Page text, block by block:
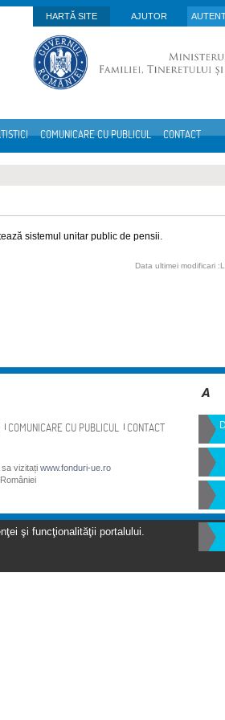
HARTĂ SITE
AJUTOR
COMUNICARE CU PUBLICUL CONTACT
sistemul unitar public de pensii.
Data ultimei modificari
COMUNICARE CU PUBLICUL CONTACT
sa vizitați www.fonduri-ue.ro
şi funcţionalităţii portalului.